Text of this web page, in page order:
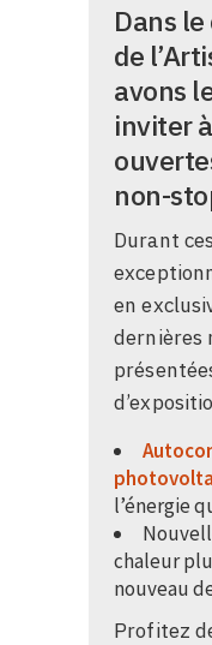
Dans
de
avons
inviter
non-
Durant
en
dernières
l’énergie
chaleur
nouveau
Profitez